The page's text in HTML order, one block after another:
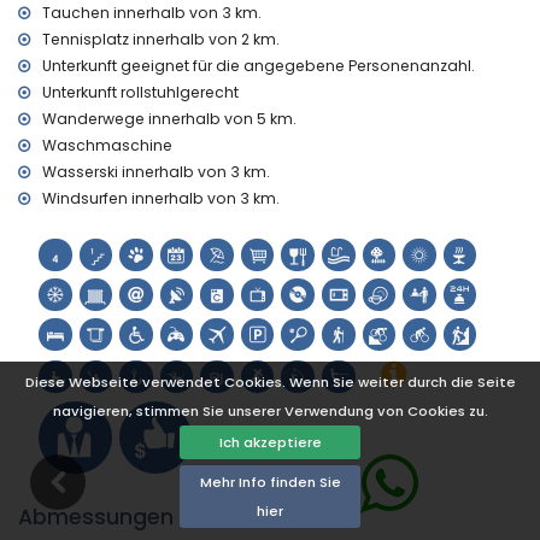
Diese Webseite verwendet Cookies. Wenn Sie weiter durch die Seite
navigieren, stimmen Sie unserer Verwendung von Cookies zu.
Ich akzeptiere
Mehr Info finden Sie
hier
Tennis, Wandern, Mountainbiking, Radfahren, Klettern,
Kanufahren, Kajakfahren, Angeln, Tauchen, Schnorcheln,
Surfen, Windsurfen und Wasserski (innerhalb von 5
Kilometern von der Villa)
Golf (Jávea Golf Club, Jávea) und Reiten (innerhalb von 10
Kilometern von der Villa)
Tauchen innerhalb von 3 km.
Tennisplatz innerhalb von 2 km.
Unterkunft geeignet für die angegebene Personenanzahl.
Unterkunft rollstuhlgerecht
Wanderwege innerhalb von 5 km.
Waschmaschine
Wasserski innerhalb von 3 km.
Windsurfen innerhalb von 3 km.
Abmessungen Pool